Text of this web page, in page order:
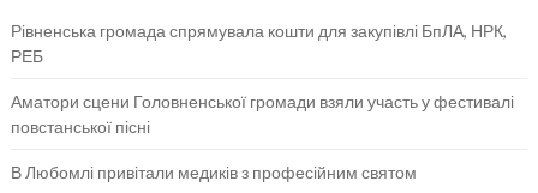
Рівненська громада спрямувала кошти для закупівлі БпЛА, НРК,
РЕБ
Аматори сцени Головненської громади взяли участь у фестивалі
повстанської пісні
В Любомлі привітали медиків з професійним святом